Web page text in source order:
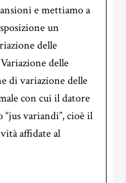
e mettiamo a
un
delle
delle
di variazione delle
con cui il datore
variandi”, cioè il
affidate al